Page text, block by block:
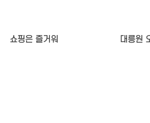
쇼핑은 즐거워 대릉원